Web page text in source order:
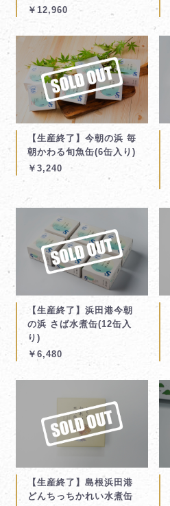
￥12,960
【生産終了】今朝の浜 毎
朝かわる旬魚缶(6缶入り)
￥3,240
【生産終了】浜田港今朝
の浜 さば水煮缶(12缶入
り)
￥6,480
【生産終了】島根浜田港
どんちっちかれい水煮缶